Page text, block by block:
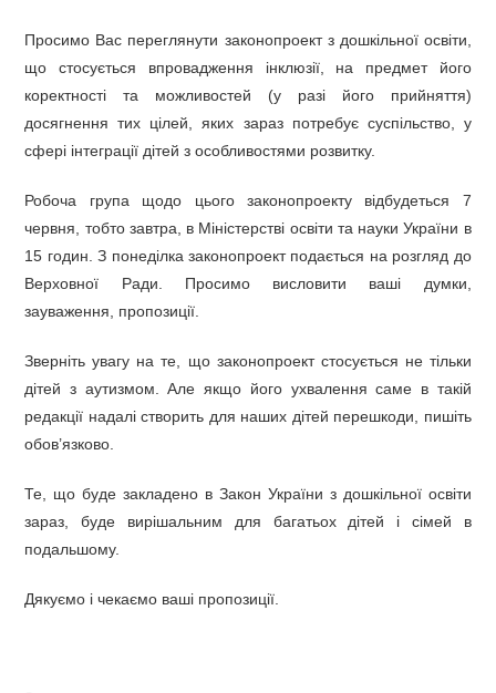
Просимо Вас переглянути законопроект з дошкільної освіти,
що стосується впровадження інклюзії, на предмет його
коректності та можливостей (у разі його прийняття)
досягнення тих цілей, яких зараз потребує суспільство, у
сфері інтеграції дітей з особливостями розвитку.
Робоча група щодо цього законопроекту відбудеться 7
червня, тобто завтра, в Міністерстві освіти та науки України в
15 годин. З понеділка законопроект подається на розгляд до
Верховної Ради. Просимо висловити ваші думки,
зауваження, пропозиції.
Зверніть увагу на те, що законопроект стосується не тільки
дітей з аутизмом. Але якщо його ухвалення саме в такій
редакції надалі створить для наших дітей перешкоди, пишіть
обов’язково.
Те, що буде закладено в Закон України з дошкільної освіти
зараз, буде вирішальним для багатьох дітей і сімей в
подальшому.
Дякуємо і чекаємо ваші пропозиції.